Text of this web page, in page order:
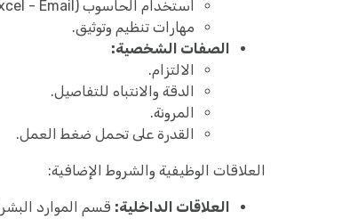
استخدام الحاسوب (Word - Excel - Email).
مهارات تنظيم وتوثيق.
الصفات الشخصية:
الالتزام.
الدقة والانتباه للتفاصيل.
المرونة.
القدرة على تحمل ضغط العمل.
العلاقات الوظيفية والشروط الإضافية:
العلاقات الداخلية: قسم الموارد